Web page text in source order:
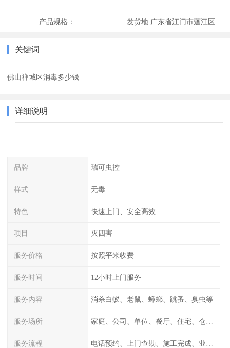
产品规格： 发货地:广东省江门市蓬江区
关键词
佛山禅城区消毒多少钱
详细说明
品牌 瑞可虫控
样式 无毒
特色 快速上门、安全高效
项目 灭四害
服务价格 按照平米收费
服务时间 12小时上门服务
服务内容 消杀白蚁、老鼠、蟑螂、跳蚤、臭虫等
服务场所
服务流程